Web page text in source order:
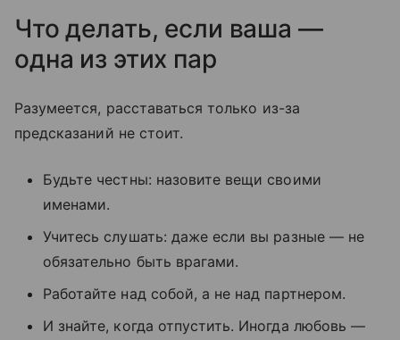
Что делать, если ваша —
одна из этих пар
Разумеется, расставаться только из-за
предсказаний не стоит.
Будьте честны: назовите вещи своими
именами.
Учитесь слушать: даже если вы разные — не
обязательно быть врагами.
Работайте над собой, а не над партнером.
И знайте, когда отпустить. Иногда любовь —